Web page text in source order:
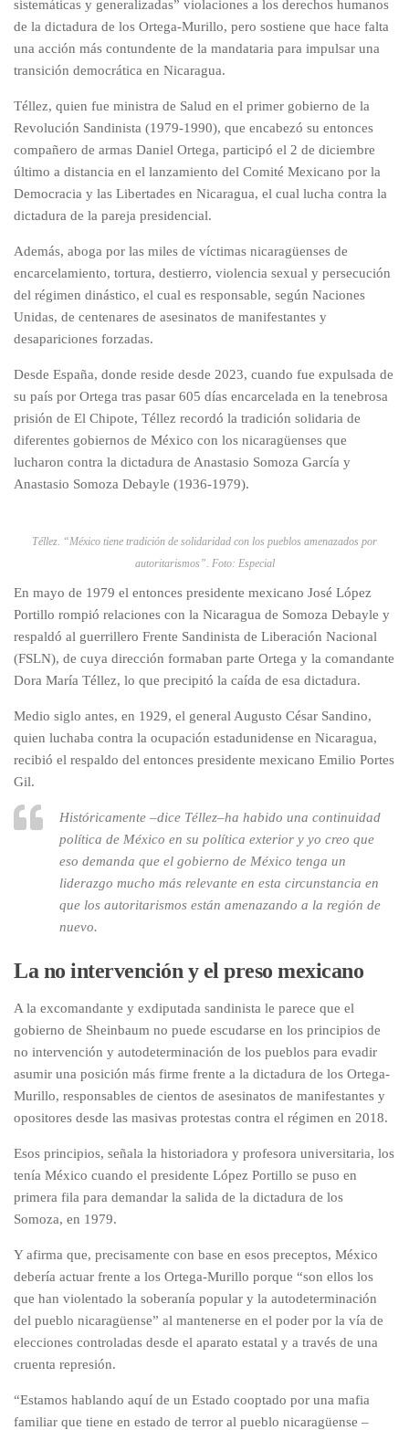
sistemáticas y generalizadas” violaciones a los derechos humanos
de la dictadura de los Ortega-Murillo, pero sostiene que hace falta
una acción más contundente de la mandataria para impulsar una
transición democrática en Nicaragua.
Téllez, quien fue ministra de Salud en el primer gobierno de la
Revolución Sandinista (1979-1990), que encabezó su entonces
compañero de armas Daniel Ortega, participó el 2 de diciembre
último a distancia en el lanzamiento del Comité Mexicano por la
Democracia y las Libertades en Nicaragua, el cual lucha contra la
dictadura de la pareja presidencial.
Además, aboga por las miles de víctimas nicaragüenses de
encarcelamiento, tortura, destierro, violencia sexual y persecución
del régimen dinástico, el cual es responsable, según Naciones
Unidas, de centenares de asesinatos de manifestantes y
desapariciones forzadas.
Desde España, donde reside desde 2023, cuando fue expulsada de
su país por Ortega tras pasar 605 días encarcelada en la tenebrosa
prisión de El Chipote, Téllez recordó la tradición solidaria de
diferentes gobiernos de México con los nicaragüenses que
lucharon contra la dictadura de Anastasio Somoza García y
Anastasio Somoza Debayle (1936-1979).
Téllez. “México tiene tradición de solidaridad con los pueblos amenazados por
autoritarismos”. Foto: Especial
En mayo de 1979 el entonces presidente mexicano José López
Portillo rompió relaciones con la Nicaragua de Somoza Debayle y
respaldó al guerrillero Frente Sandinista de Liberación Nacional
(FSLN), de cuya dirección formaban parte Ortega y la comandante
Dora María Téllez, lo que precipitó la caída de esa dictadura.
Medio siglo antes, en 1929, el general Augusto César Sandino,
quien luchaba contra la ocupación estadunidense en Nicaragua,
recibió el respaldo del entonces presidente mexicano Emilio Portes
Gil.
Históricamente –dice Téllez–ha habido una continuidad
política de México en su política exterior y yo creo que
eso demanda que el gobierno de México tenga un
liderazgo mucho más relevante en esta circunstancia en
que los autoritarismos están amenazando a la región de
nuevo.
La no intervención y el preso mexicano
A la excomandante y exdiputada sandinista le parece que el
gobierno de Sheinbaum no puede escudarse en los principios de
no intervención y autodeterminación de los pueblos para evadir
asumir una posición más firme frente a la dictadura de los Ortega-
Murillo, responsables de cientos de asesinatos de manifestantes y
opositores desde las masivas protestas contra el régimen en 2018.
Esos principios, señala la historiadora y profesora universitaria, los
tenía México cuando el presidente López Portillo se puso en
primera fila para demandar la salida de la dictadura de los
Somoza, en 1979.
Y afirma que, precisamente con base en esos preceptos, México
debería actuar frente a los Ortega-Murillo porque “son ellos los
que han violentado la soberanía popular y la autodeterminación
del pueblo nicaragüense” al mantenerse en el poder por la vía de
elecciones controladas desde el aparato estatal y a través de una
cruenta represión.
“Estamos hablando aquí de un Estado cooptado por una mafia
familiar que tiene en estado de terror al pueblo nicaragüense –